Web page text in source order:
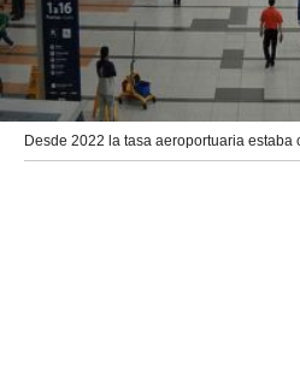
Desde 2022 la tasa aeroportuaria